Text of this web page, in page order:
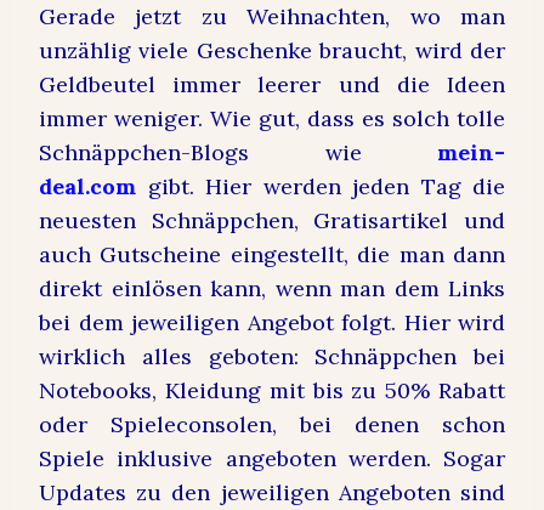
Gerade jetzt zu Weihnachten, wo man
unzählig viele Geschenke braucht, wird der
Geldbeutel immer leerer und die Ideen
immer weniger. Wie gut, dass es solch tolle
Schnäppchen-Blogs wie mein-
deal.com gibt. Hier werden jeden Tag die
neuesten Schnäppchen, Gratisartikel und
auch Gutscheine eingestellt, die man dann
direkt einlösen kann, wenn man dem Links
bei dem jeweiligen Angebot folgt. Hier wird
wirklich alles geboten: Schnäppchen bei
Notebooks, Kleidung mit bis zu 50% Rabatt
oder Spieleconsolen, bei denen schon
Spiele inklusive angeboten werden. Sogar
Updates zu den jeweiligen Angeboten sind